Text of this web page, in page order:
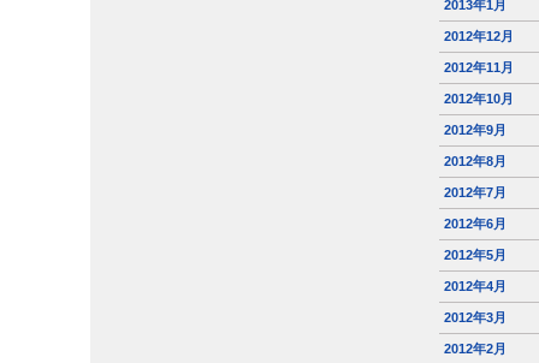
2013年1月
2012年12月
2012年11月
2012年10月
2012年9月
2012年8月
2012年7月
2012年6月
2012年5月
2012年4月
2012年3月
2012年2月